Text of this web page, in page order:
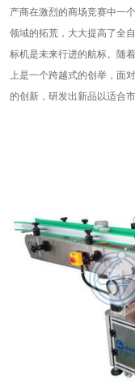
产商在激烈的商场竞赛中一
领域的拓荒，大大提高了全
标机是未来行进的航标。随
上是一个跨越式的创举，面
的创新，研发出新品以适合